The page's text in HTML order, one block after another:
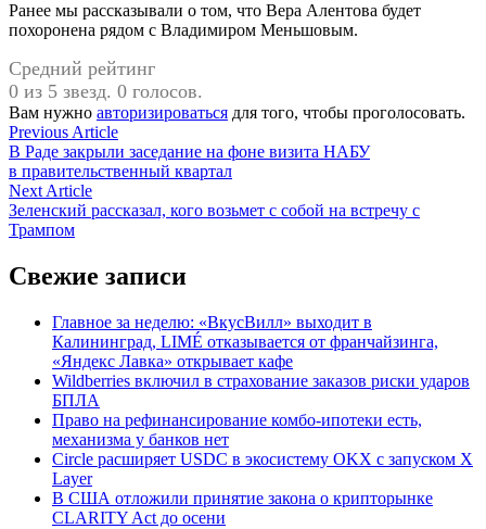
Ранее мы рассказывали о том, что Вера Алентова будет
похоронена рядом с Владимиром Меньшовым.
Средний рейтинг
0 из 5 звезд. 0 голосов.
Вам нужно авторизироваться для того, чтобы проголосовать.
Навигация
по
записям
Previous ArticlePrevious
article:
В Раде закрыли заседание на фоне визита НАБУ
в правительственный квартал
Next ArticleNext
article:
Зеленский рассказал, кого возьмет с собой на встречу с
Трампом
Свежие записи
Главное за неделю: «ВкусВилл» выходит в
Калининград, LIMÉ отказывается от франчайзинга,
«Яндекс Лавка» открывает кафе
Wildberries включил в страхование заказов риски ударов
БПЛА
Право на рефинансирование комбо-ипотеки есть,
механизма у банков нет
Circle расширяет USDC в экосистему OKX с запуском X
Layer
В США отложили принятие закона о крипторынке
CLARITY Act до осени